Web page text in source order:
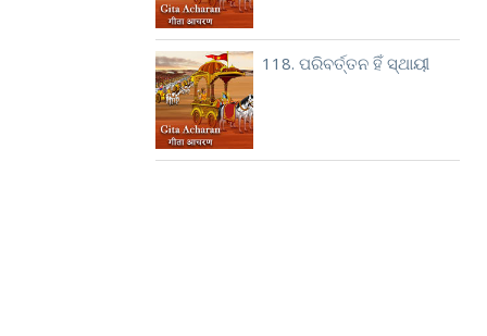
118. ପରିବର୍ତ୍ତନ ହିଁ ସ୍ଥାୟୀ